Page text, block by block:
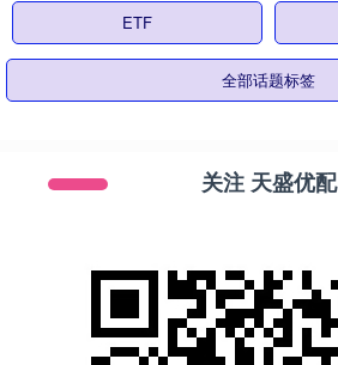
ETF
全部话题标签
关注 天盛优配